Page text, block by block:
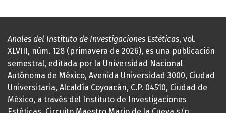
Anales del Instituto de Investigaciones Estéticas, vol.
XLVIII, núm. 128 (primavera de 2026), es una publicación
semestral, editada por la Universidad Nacional
Autónoma de México, Avenida Universidad 3000, Ciudad
Universitaria, Alcaldía Coyoacán, C.P. 04510, Ciudad de
México, a través del Instituto de Investigaciones